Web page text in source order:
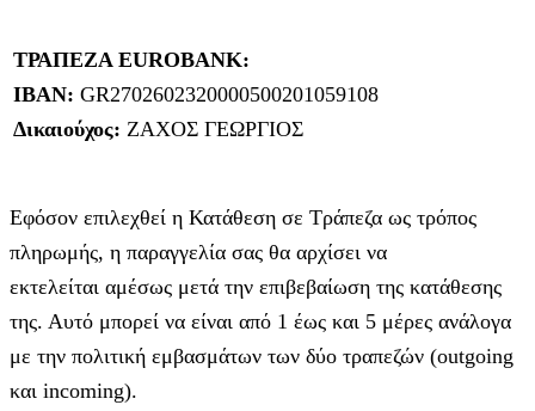
ΤΡΑΠΕΖΑ EUROBANK:
IBAN: GR2702602320000500201059108
Δικαιούχος: ΖΑΧΟΣ ΓΕΩΡΓΙΟΣ
Εφόσον επιλεχθεί η Κατάθεση σε Τράπεζα ως τρόπος
πληρωμής, η παραγγελία σας θα αρχίσει να
εκτελείται αμέσως μετά την επιβεβαίωση της κατάθεσης
της. Αυτό μπορεί να είναι από 1 έως και 5 μέρες ανάλογα
με την πολιτική εμβασμάτων των δύο τραπεζών (outgoing
και incoming).